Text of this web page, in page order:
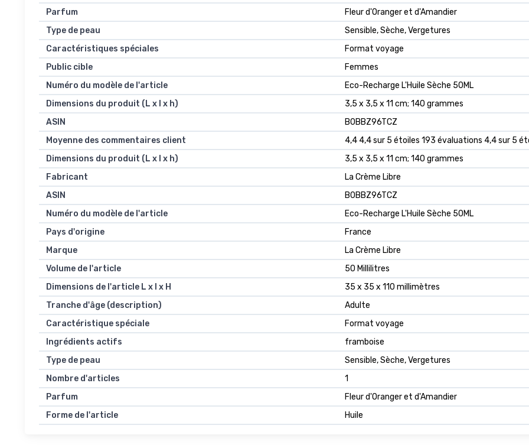
Parfum
‎Fleur d'Oranger et d'Amandier
Type de peau
‎Sensible, Sèche, Vergetures
Caractéristiques spéciales
‎Format voyage
Public cible
‎Femmes
Numéro du modèle de l'article
‎Eco-Recharge L'Huile Sèche 50ML
Dimensions du produit (L x l x h)
‎3,5 x 3,5 x 11 cm; 140 grammes
ASIN
‎B0BBZ96TCZ
Moyenne des commentaires client
4,4 4,4 sur 5 étoiles 193 évaluations 4,4 sur 5
Dimensions du produit (L x l x h)
3,5 x 3,5 x 11 cm; 140 grammes
Fabricant
La Crème Libre
ASIN
B0BBZ96TCZ
Numéro du modèle de l'article
Eco-Recharge L'Huile Sèche 50ML
Pays d'origine
France
Marque
La Crème Libre
Volume de l'article
50 Millilitres
Dimensions de l'article L x l x H
35 x 35 x 110 millimètres
Tranche d'âge (description)
Adulte
Caractéristique spéciale
Format voyage
Ingrédients actifs
framboise
Type de peau
Sensible, Sèche, Vergetures
Nombre d'articles
1
Parfum
Fleur d'Oranger et d'Amandier
Forme de l'article
Huile